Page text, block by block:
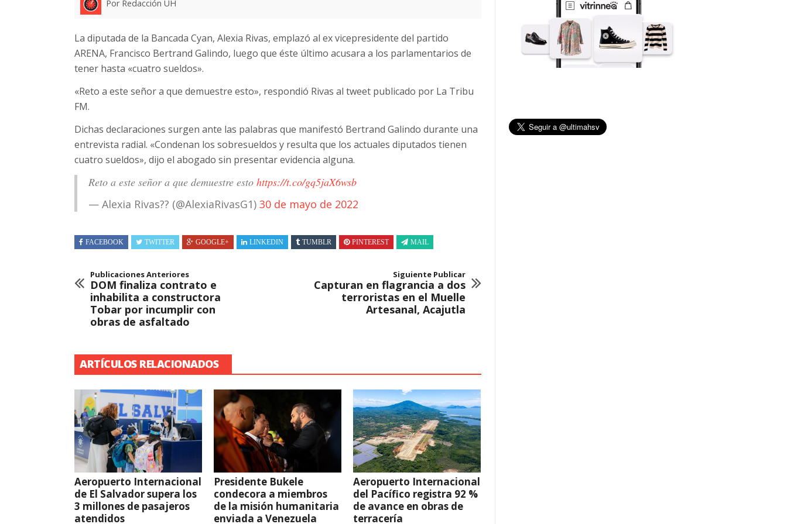
Por Redacción UH
La diputada de la Bancada Cyan, Alexia Rivas, emplazó al ex vicepresidente del partido
ARENA, Francisco Bertrand Galindo, luego que éste último acusara a los parlamentarios de
tener hasta «cuatro sueldos».
«Reto a este señor a que demuestre esto», respondió Rivas al tweet publicado por La Tribu
FM.
Dichas declaraciones surgen ante las palabras que manifestó Bertrand Galindo durante una
entrevista radial. «Condenan los sobresueldos y resulta que los actuales diputados tienen
cuatro sueldos», dijo el abogado sin presentar evidencia alguna.
Reto a este señor a que demuestre esto https://t.co/gq5jaX6wsb
— Alexia Rivas?? (@AlexiaRivasG1) 30 de mayo de 2022
FACEBOOK TWITTER GOOGLE+ LINKEDIN TUMBLR PINTEREST MAIL
Publicaciones Anteriores
DOM finaliza contrato e
inhabilita a constructora
Tobar por incumplir con
obras de asfaltado
Siguiente Publicar
Capturan en flagrancia a dos
terroristas en el Muelle
Artesanal, Acajutla
ARTÍCULOS RELACIONADOS
Aeropuerto Internacional
de El Salvador supera los
3 millones de pasajeros
atendidos
Presidente Bukele
condecora a miembros
de la misión humanitaria
enviada a Venezuela
Aeropuerto Internacional
del Pacífico registra 92 %
de avance en obras de
terracería